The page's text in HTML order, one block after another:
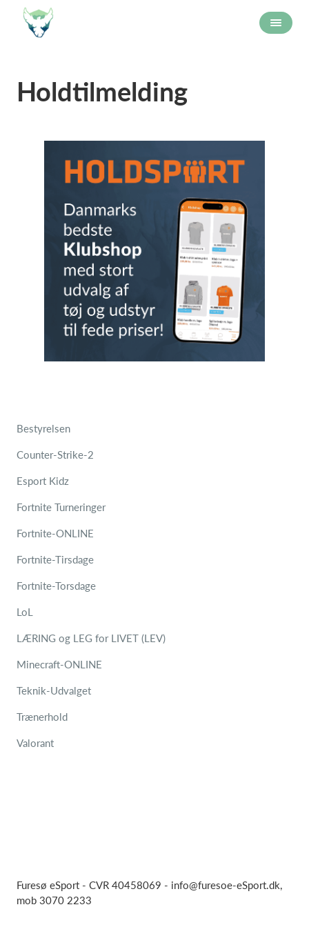
Holdtilmelding
Bestyrelsen
Counter-Strike-2
Esport Kidz
Fortnite Turneringer
Fortnite-ONLINE
Fortnite-Tirsdage
Fortnite-Torsdage
LoL
LÆRING og LEG for LIVET (LEV)
Minecraft-ONLINE
Teknik-Udvalget
Trænerhold
Valorant
Furesø eSport - CVR 40458069 - info@furesoe-eSport.dk,
mob 3070 2233